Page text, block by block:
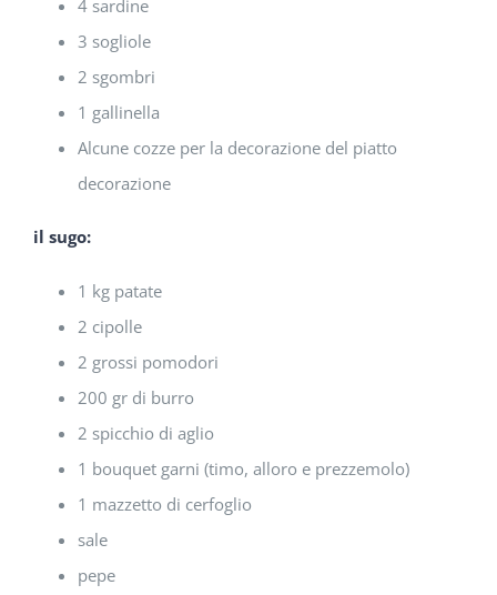
4 sardine
3 sogliole
2 sgombri
1 gallinella
Alcune cozze per la decorazione del piatto
decorazione
il sugo:
1 kg patate
2 cipolle
2 grossi pomodori
200 gr di burro
2 spicchio di aglio
1 bouquet garni (timo, alloro e prezzemolo)
1 mazzetto di cerfoglio
sale
pepe